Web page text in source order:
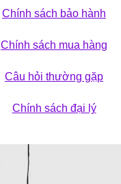
Chính sách bảo hành
Chính sách mua hàng
Câu hỏi thường gặp
Chính sách đại lý